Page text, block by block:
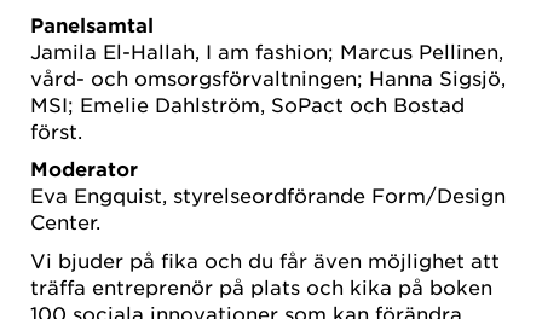
Panelsamtal
Jamila El-Hallah, I am fashion; Marcus Pellinen,
vård- och omsorgsförvaltningen; Hanna Sigsjö,
MSI; Emelie Dahlström, SoPact och Bostad
först.
Moderator
Eva Engquist, styrelseordförande Form/Design
Center.
Vi bjuder på fika och du får även möjlighet att
träffa entreprenör på plats och kika på boken
100 sociala innovationer som kan förändra